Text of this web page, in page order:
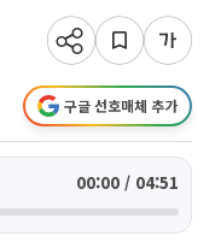
구글 선호매체 추가
00:00 / 04:51